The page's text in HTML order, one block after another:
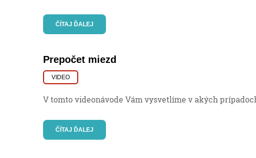
ČÍTAJ ĎALEJ
Prepočet miezd
VIDEO
V tomto videonávode Vám vysvetlíme v akých
ČÍTAJ ĎALEJ